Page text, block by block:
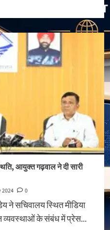
आयुक्त गढ़वाल ने दी सारी
2024 0
ने सचिवालय स्थित मीडिया
व्यवस्थाओं के संबंध में प्रेस...